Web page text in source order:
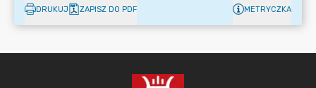
DRUKUJ ZAPISZ DO PDF METRYCZKA